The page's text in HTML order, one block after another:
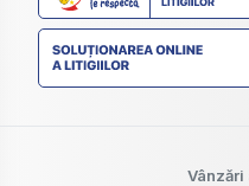
Vânzări